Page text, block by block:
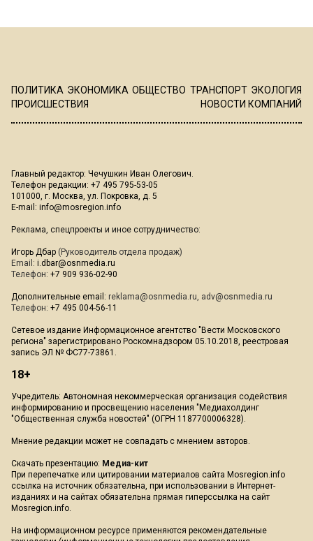
ПОЛИТИКА ЭКОНОМИКА ОБЩЕСТВО ТРАНСПОРТ ЭКОЛОГИЯ
ПРОИСШЕСТВИЯ
НОВОСТИ КОМПАНИЙ
Главный редактор: Чечушкин Иван Олегович.
Телефон редакции: +7 495 795-53-05
101000, г. Москва, ул. Покровка, д. 5
E-mail: info@mosregion.info
Реклама, спецпроекты и иное сотрудничество:
Игорь Дбар (Руководитель отдела продаж)
Email: i.dbar@osnmedia.ru
Телефон: +7 909 936-02-90
Дополнительные email: reklama@osnmedia.ru, adv@osnmedia.ru
Телефон: +7 495 004-56-11
Сетевое издание Информационное агентство "Вести Московского
региона" зарегистрировано Роскомнадзором 05.10.2018, реестровая
запись ЭЛ № ФС77-73861.
18+
Учредитель: Автономная некоммерческая организация содействия
информированию и просвещению населения "Медиахолдинг
"Общественная служба новостей" (ОГРН 1187700006328).
Мнение редакции может не совпадать с мнением авторов.
Скачать презентацию: Медиа-кит
При перепечатке или цитировании материалов сайта Mosregion.info
ссылка на источник обязательна, при использовании в Интернет-
изданиях и на сайтах обязательна прямая гиперссылка на сайт
Mosregion.info.
На информационном ресурсе применяются рекомендательные